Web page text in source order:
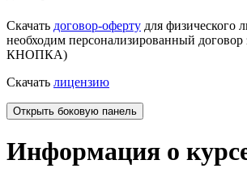
Скачать договор-оферту для физического
необходим персонализированный
КНОПКА)
Скачать лицензию
Открыть боковую панель
Информация о